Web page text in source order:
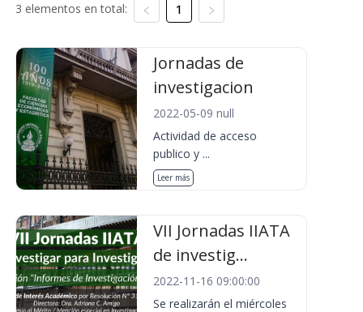
3 elementos en total: 1
Jornadas de
investigacion
2022-05-09 null
Actividad de acceso
publico y ...
Leer más
VII Jornadas IIATA
de investig...
2022-11-16 09:00:00
Se realizarán el miércoles